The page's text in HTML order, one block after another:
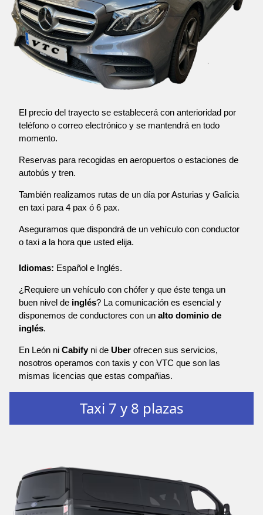
El precio del trayecto se establecerá con anterioridad por
teléfono o correo electrónico y se mantendrá en todo
momento.
Reservas para recogidas en aeropuertos o estaciones de
autobús y tren.
También realizamos rutas de un día por Asturias y Galicia
en taxi para 4 pax ó 6 pax.
Aseguramos que dispondrá de un vehículo con conductor
o taxi a la hora que usted elija.
Idiomas: Español e Inglés.
¿Requiere un vehículo con chófer y que éste tenga un
buen nivel de inglés? La comunicación es esencial y
disponemos de conductores con un alto dominio de
inglés.
En León ni Cabify ni de Uber ofrecen sus servicios,
nosotros operamos con taxis y con VTC que son las
mismas licencias que estas compañias.
Taxi 7 y 8 plazas